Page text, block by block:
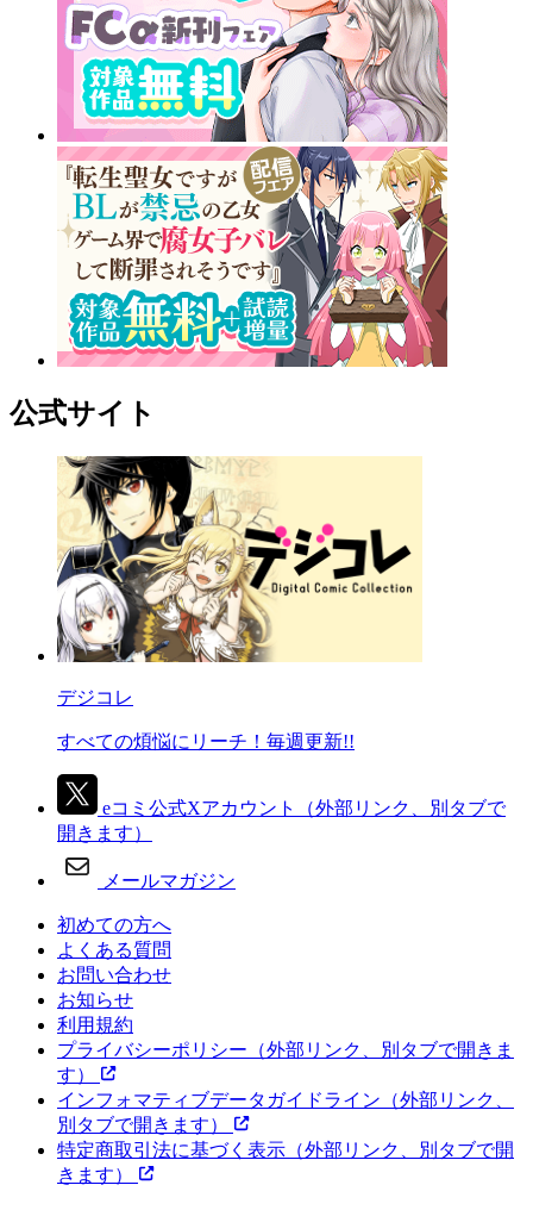
公式サイト
デジコレ
すべての煩悩にリーチ！毎週更新!!
eコミ公式Xアカウント
（外部リンク、別タブで
開きます）
メールマガジン
初めての方へ
よくある質問
お問い合わせ
お知らせ
利用規約
プライバシーポリシー （外部リンク、別タブで開きま
す）
インフォマティブデータガイドライン （外部リンク、
別タブで開きます）
特定商取引法に基づく表示 （外部リンク、別タブで開
きます）